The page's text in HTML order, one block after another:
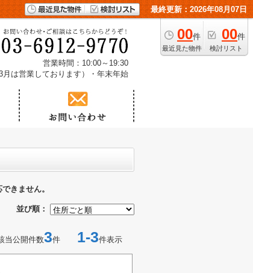
最終更新：2026年08月07日
00件
最近見た物件
00件
検討リスト
営業時間：10:00～19:30
は営業しております）・年末年始
きません。
並び順：
当公開件数3件 1-3件表示